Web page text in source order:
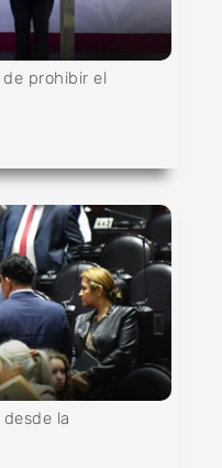
prohibir el
la